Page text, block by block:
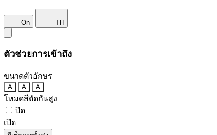
On TH
ตัวช่วยการเข้าถึง
ขนาดตัวอักษร
A A A
โหมดสีตัดกันสูง
ปิด
เปิด